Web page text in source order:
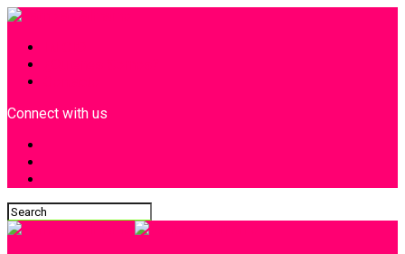
Connect with us